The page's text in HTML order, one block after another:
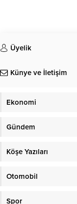
Üyelik
Künye ve İletişim
Ekonomi
Gündem
Köşe Yazıları
Otomobil
Spor